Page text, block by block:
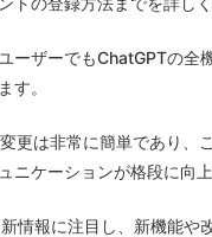
ーザーでもChatGPTの全
す。
更は非常に簡単であり、
ニケーションが格段に向上
情報に注目し、新機能や